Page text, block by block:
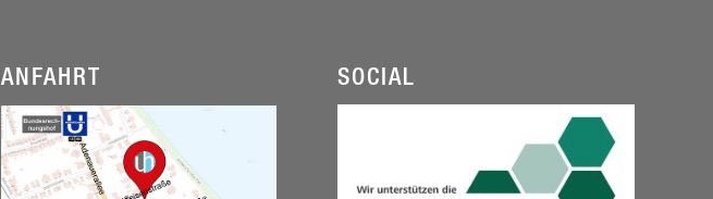
ANFAHRT SOCIAL